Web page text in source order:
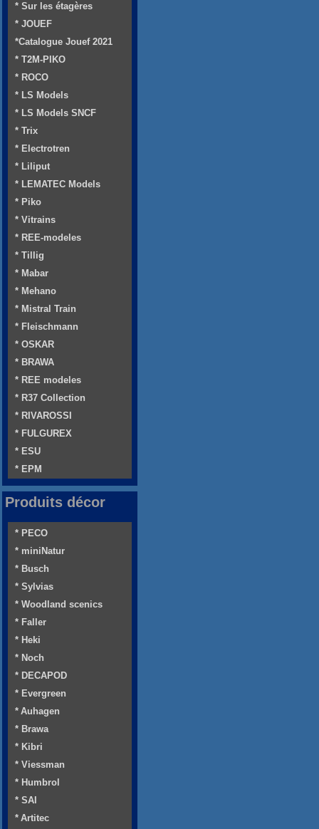
* Sur les étagères
* JOUEF
*Catalogue Jouef 2021
* T2M-PIKO
* ROCO
* LS Models
* LS Models SNCF
* Trix
* Electrotren
* Liliput
* LEMATEC Models
* Piko
* Vitrains
* REE-modeles
* Tillig
* Mabar
* Mehano
* Mistral Train
* Fleischmann
* OSKAR
* BRAWA
* REE modeles
* R37 Collection
* RIVAROSSI
* FULGUREX
* ESU
* EPM
Produits décor
* PECO
* miniNatur
* Busch
* Sylvias
* Woodland scenics
* Faller
* Heki
* Noch
* DECAPOD
* Evergreen
* Auhagen
* Brawa
* Kibri
* Viessman
* Humbrol
* SAI
* Artitec